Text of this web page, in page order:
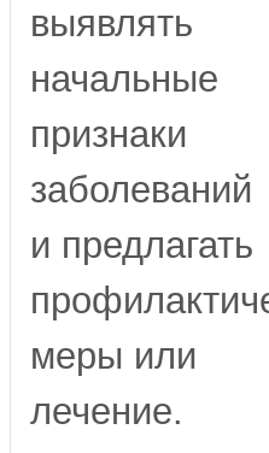
выявлять
начальные
признаки
заболеваний
и предлагать
меры или
лечение.